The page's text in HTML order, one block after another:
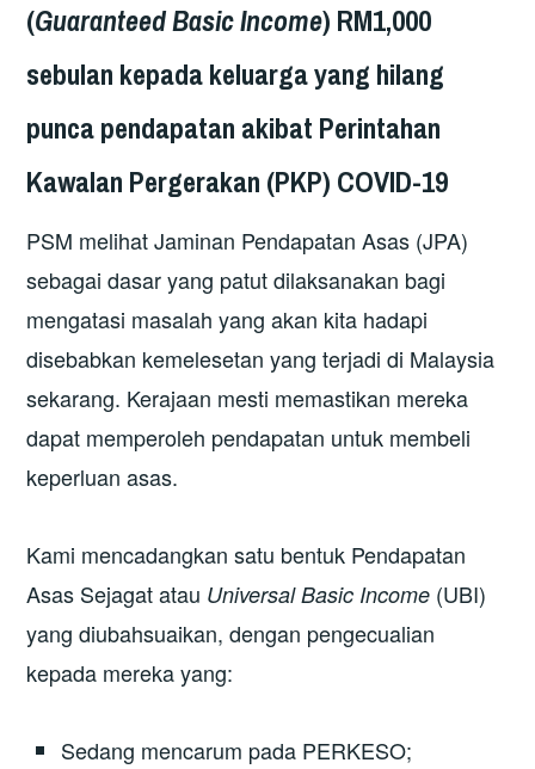
(Guaranteed Basic Income) RM1,000
sebulan kepada keluarga yang hilang
punca pendapatan akibat Perintahan
Kawalan Pergerakan (PKP) COVID-19
PSM melihat Jaminan Pendapatan Asas (JPA)
sebagai dasar yang patut dilaksanakan bagi
mengatasi masalah yang akan kita hadapi
disebabkan kemelesetan yang terjadi di Malaysia
sekarang. Kerajaan mesti memastikan mereka
dapat memperoleh pendapatan untuk membeli
keperluan asas.
Kami mencadangkan satu bentuk Pendapatan
Asas Sejagat atau Universal Basic Income (UBI)
yang diubahsuaikan, dengan pengecualian
kepada mereka yang:
Sedang mencarum pada PERKESO;